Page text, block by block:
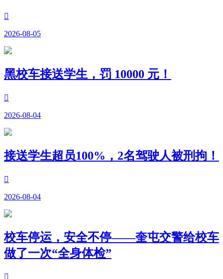

2026-08-05
黑校车接送学生，罚 10000 元！

2026-08-04
接送学生超员100%，2名驾驶人被刑拘！

2026-08-04
校车停运，安全不停——奎屯交警给校车
做了一次“全身体检”
